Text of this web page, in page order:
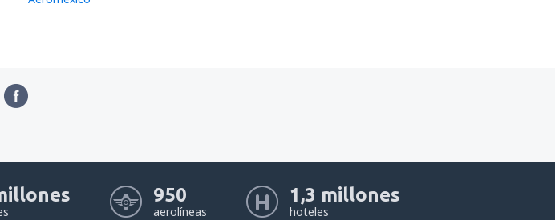
950
aerolíneas
1,3 millones
hoteles